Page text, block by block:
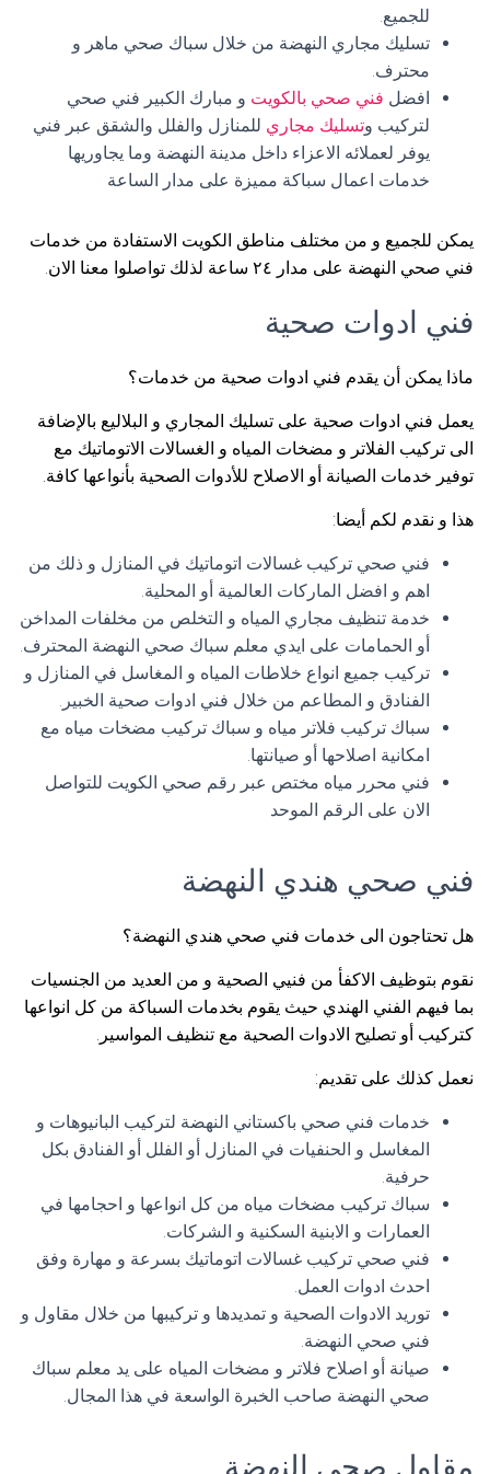
للجميع.
تسليك مجاري النهضة من خلال سباك صحي ماهر و
محترف.
افضل فني صحي بالكويت و مبارك الكبير فني صحي
لتركيب وتسليك مجاري للمنازل والفلل والشقق عبر فني
يوفر لعملائه الاعزاء داخل مدينة النهضة وما يجاوريها
خدمات اعمال سباكة مميزة على مدار الساعة
يمكن للجميع و من مختلف مناطق الكويت الاستفادة من خدمات
فني صحي النهضة على مدار ٢٤ ساعة لذلك تواصلوا معنا الان.
فني ادوات صحية
ماذا يمكن أن يقدم فني ادوات صحية من خدمات؟
يعمل فني ادوات صحية على تسليك المجاري و البلاليع بالإضافة
الى تركيب الفلاتر و مضخات المياه و الغسالات الاتوماتيك مع
توفير خدمات الصيانة أو الاصلاح للأدوات الصحية بأنواعها كافة.
هذا و نقدم لكم أيضا:
فني صحي تركيب غسالات اتوماتيك في المنازل و ذلك من
اهم و افضل الماركات العالمية أو المحلية.
خدمة تنظيف مجاري المياه و التخلص من مخلفات المداخن
أو الحمامات على ايدي معلم سباك صحي النهضة المحترف.
تركيب جميع انواع خلاطات المياه و المغاسل في المنازل و
الفنادق و المطاعم من خلال فني ادوات صحية الخبير.
سباك تركيب فلاتر مياه و سباك تركيب مضخات مياه مع
امكانية اصلاحها أو صيانتها.
فني محرر مياه مختص عبر رقم صحي الكويت للتواصل
الان على الرقم الموحد
فني صحي هندي النهضة
هل تحتاجون الى خدمات فني صحي هندي النهضة؟
نقوم بتوظيف الاكفأ من فنيي الصحية و من العديد من الجنسيات
بما فيهم الفني الهندي حيث يقوم بخدمات السباكة من كل انواعها
كتركيب أو تصليح الادوات الصحية مع تنظيف المواسير.
نعمل كذلك على تقديم:
خدمات فني صحي باكستاني النهضة لتركيب البانيوهات و
المغاسل و الحنفيات في المنازل أو الفلل أو الفنادق بكل
حرفية.
سباك تركيب مضخات مياه من كل انواعها و احجامها في
العمارات و الابنية السكنية و الشركات.
فني صحي تركيب غسالات اتوماتيك بسرعة و مهارة وفق
احدث ادوات العمل.
توريد الادوات الصحية و تمديدها و تركيبها من خلال مقاول و
فني صحي النهضة.
صيانة أو اصلاح فلاتر و مضخات المياه على يد معلم سباك
صحي النهضة صاحب الخبرة الواسعة في هذا المجال.